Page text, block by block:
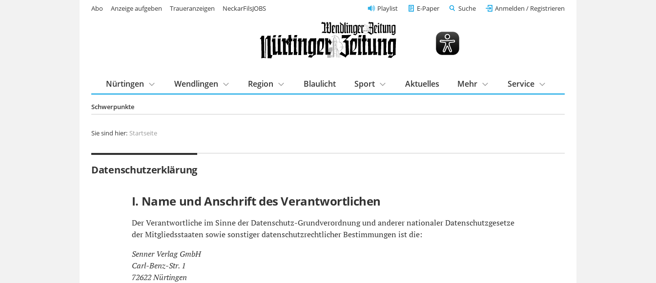
Playlist E-Paper Suche Anmelden / Registrieren
Schwerpunkte
Nürtingen Wendlingen Region Blaulicht Sport Aktuelles Mehr Service
Abo Anzeige aufgeben Traueranzeigen NeckarFilsJOBS
Sie sind hier: Startseite
Datenschutzerklärung
I. Name und Anschrift des Verantwortlichen
Der Verantwortliche im Sinne der Datenschutz-Grundverordnung und anderer nationaler Datenschutzgesetze
der Mitgliedsstaaten sowie sonstiger datenschutzrechtlicher Bestimmungen ist die:
Senner Verlag GmbH
Carl-Benz-Str. 1
72622 Nürtingen